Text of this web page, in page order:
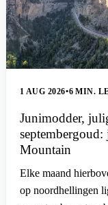
1 AUG 2026•6 MIN.
Junimodder,
septembergoud:
Mountain
Elke maand
op noordhellingen